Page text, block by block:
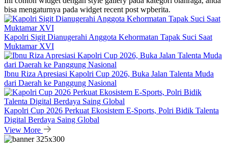
bisa mengaturnya pada widget recent post wpberita.
Kapolri Sigit Dianugerahi Anggota Kehormatan Tapak Suci Saat
Muktamar XVI
Ibnu Riza Apresiasi Kapolri Cup 2026, Buka Jalan Talenta Muda
dari Daerah ke Panggung Nasional
Kapolri Cup 2026 Perkuat Ekosistem E-Sports, Polri Bidik Talenta
Digital Berdaya Saing Global
View More